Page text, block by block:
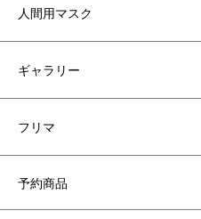
人間用マスク
ギャラリー
フリマ
予約商品